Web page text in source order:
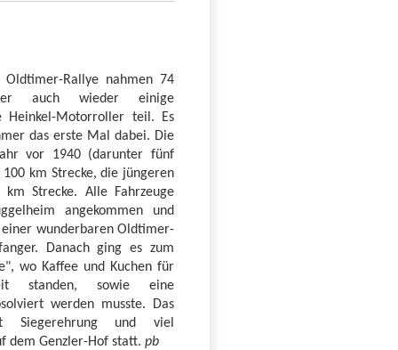
Rallye nahmen 74
auch wieder einige
Motorroller teil. Es
das erste Mal dabei. Die
vor 1940 (darunter fünf
km Strecke, die jüngeren
Strecke. Alle Fahrzeuge
angekommen und
wunderbaren Oldtimer-
Danach ging es zum
wo Kaffee und Kuchen für
standen, sowie eine
werden musste. Das
Siegerehrung und viel
dem Genzler-Hof statt. pb